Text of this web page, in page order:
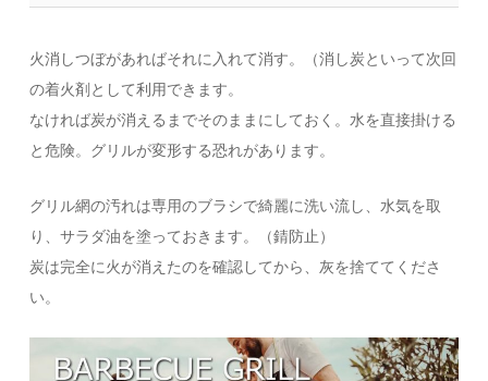
火消しつぼがあればそれに入れて消す。（消し炭といって次回
の着火剤として利用できます。
なければ炭が消えるまでそのままにしておく。水を直接掛ける
と危険。グリルが変形する恐れがあります。
グリル網の汚れは専用のブラシで綺麗に洗い流し、水気を取
り、サラダ油を塗っておきます。（錆防止）
炭は完全に火が消えたのを確認してから、灰を捨ててくださ
い。